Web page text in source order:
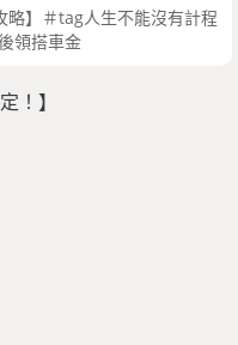
略】＃tag人生不能沒有計程
領搭車金